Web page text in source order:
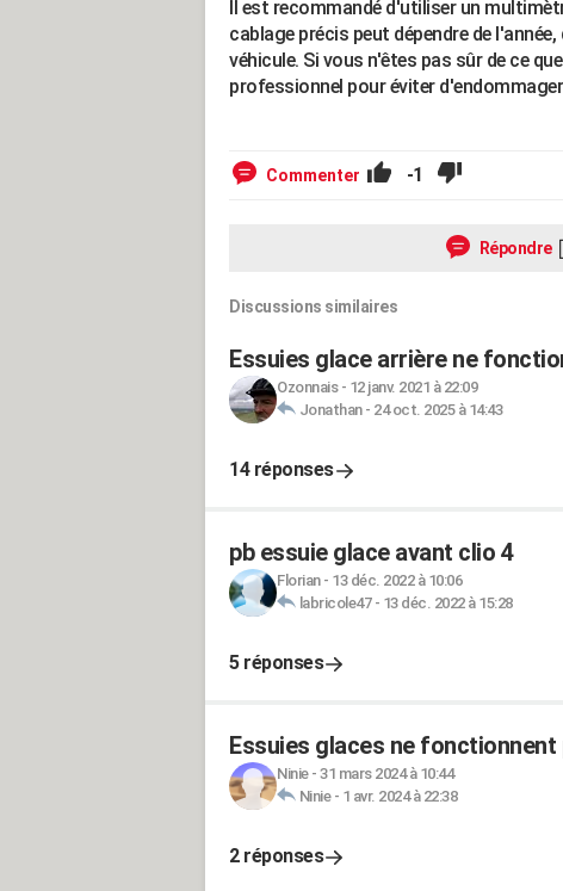
Il est recommandé d'utiliser un
cablage précis peut dépendre de
véhicule. Si vous n'êtes pas sûr de ce
professionnel pour éviter
Commenter -1
Répondre
Discussions similaires
Essuies glace arrière ne
Ozonnais- 12 janv. 2021 à 22:09
Jonathan- 24 oct. 2025 à 14:43
14 réponses
pb essuie glace avant clio 4
Florian- 13 déc. 2022 à 10:06
labricole47- 13 déc. 2022 à 15:28
5 réponses
Essuies glaces ne
Ninie- 31 mars 2024 à 10:44
Ninie- 1 avr. 2024 à 22:38
2 réponses